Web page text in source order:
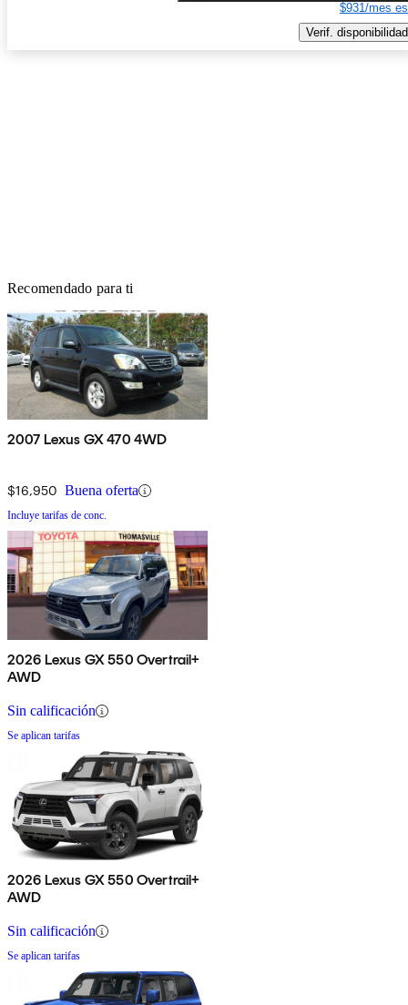
$931/mes
Verif. disponibilidad
Recomendado para ti
2007 Lexus GX 470 4WD
$16,950 Buena oferta
Incluye tarifas de conc.
2026 Lexus GX 550 Overtrail+
AWD
Sin calificación
Se aplican tarifas
2026 Lexus GX 550 Overtrail+
AWD
Sin calificación
Se aplican tarifas